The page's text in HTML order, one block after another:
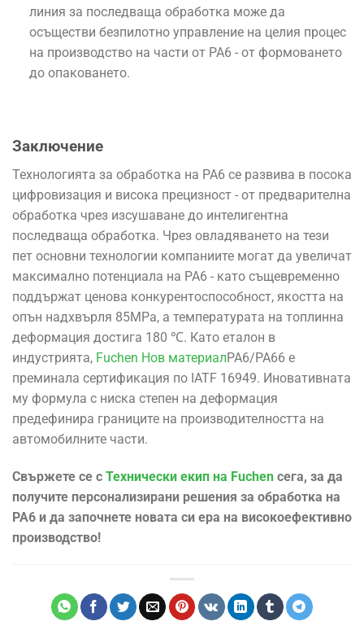
линия за последваща обработка може да
осъществи безпилотно управление на целия процес
на производство на части от PA6 - от формоването
до опаковането.
Заключение
Технологията за обработка на PA6 се развива в посока
цифровизация и висока прецизност - от предварителна
обработка чрез изсушаване до интелигентна
последваща обработка. Чрез овладяването на тези
пет основни технологии компаниите могат да увеличат
максимално потенциала на PA6 - като същевременно
поддържат ценова конкурентоспособност, якостта на
опън надхвърля 85MPa, а температурата на топлинна
деформация достига 180 ℃. Като еталон в
индустрията, Fuchen Нов материалPA6/PA66 е
преминала сертификация по IATF 16949. Иновативната
му формула с ниска степен на деформация
предефинира границите на производителността на
автомобилните части.
Свържете се с Технически екип на Fuchen сега, за да
получите персонализирани решения за обработка на
PA6 и да започнете новата си ера на високоефективно
производство!